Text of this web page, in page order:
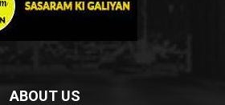
ABOUT US